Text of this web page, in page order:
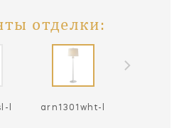
отделки:
l arn1301wht-l